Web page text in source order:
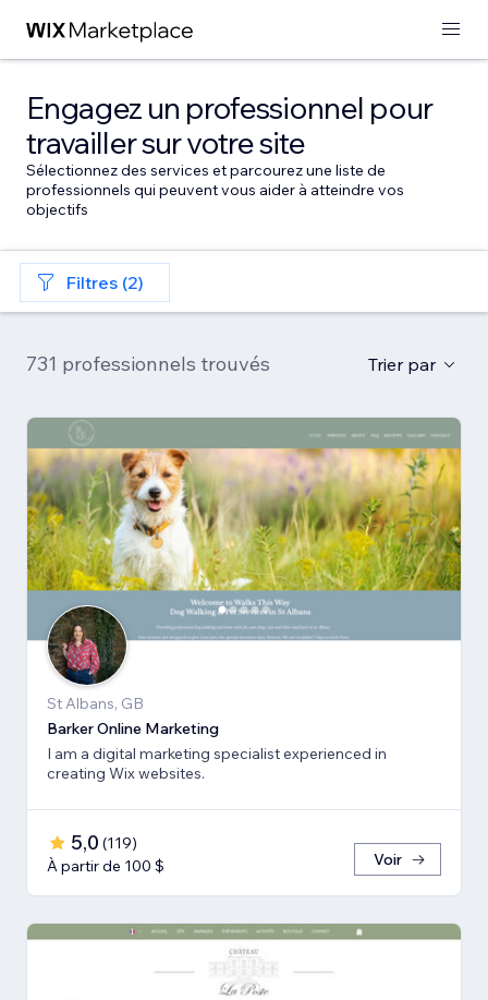
Engagez un professionnel pour
travailler sur votre site
Sélectionnez des services et parcourez une liste de
professionnels qui peuvent vous aider à atteindre vos
objectifs
Filtres (2)
731 professionnels trouvés Trier par
St Albans, GB
Barker Online Marketing
I am a digital marketing specialist experienced in
creating Wix websites.
5,0 (119)
À partir de 100 $
Voir